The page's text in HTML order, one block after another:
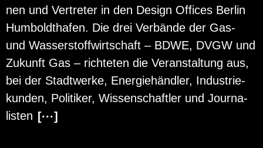
nen und Ver­tre­ter in den De­sign Of­fices Ber­lin
Hum­bold­tha­fen. Die drei Ver­bän­de der Gas-
und Was­ser­stoff­wirt­schaft – BDWE, DVGW und
Zu­kunft Gas – rich­te­ten die Ver­an­stal­tung aus,
bei der Stadt­wer­ke, En­er­gie­händ­ler, In­dus­trie­
kun­den, Po­li­ti­ker, Wis­sen­schaft­ler und Jour­na­
lis­ten [···]